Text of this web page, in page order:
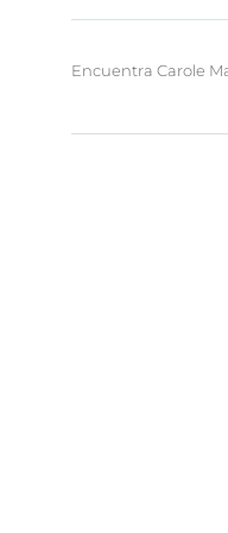
Encuentra Carole